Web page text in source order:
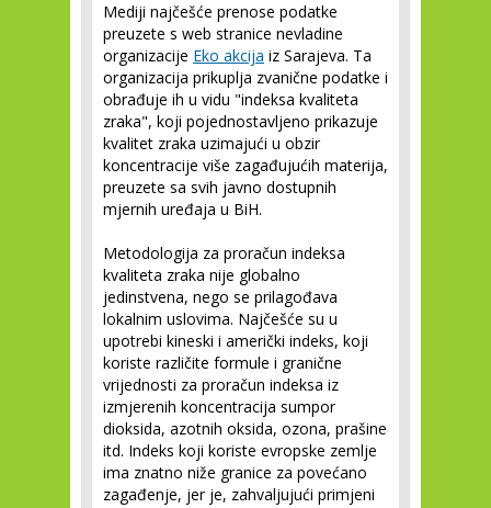
Mediji najčešće prenose podatke
preuzete s web stranice nevladine
organizacije Eko akcija iz Sarajeva. Ta
organizacija prikuplja zvanične podatke i
obrađuje ih u vidu "indeksa kvaliteta
zraka", koji pojednostavljeno prikazuje
kvalitet zraka uzimajući u obzir
koncentracije više zagađujućih materija,
preuzete sa svih javno dostupnih
mjernih uređaja u BiH.
Metodologija za proračun indeksa
kvaliteta zraka nije globalno
jedinstvena, nego se prilagođava
lokalnim uslovima. Najčešće su u
upotrebi kineski i američki indeks, koji
koriste različite formule i granične
vrijednosti za proračun indeksa iz
izmjerenih koncentracija sumpor
dioksida, azotnih oksida, ozona, prašine
itd. Indeks koji koriste evropske zemlje
ima znatno niže granice za povećano
zagađenje, jer je, zahvaljujući primjeni